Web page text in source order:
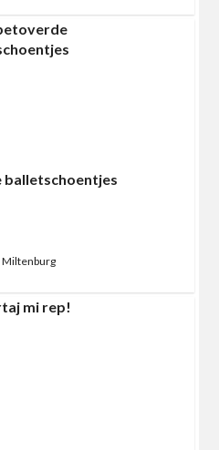
balletschoentjes
Miltenburg